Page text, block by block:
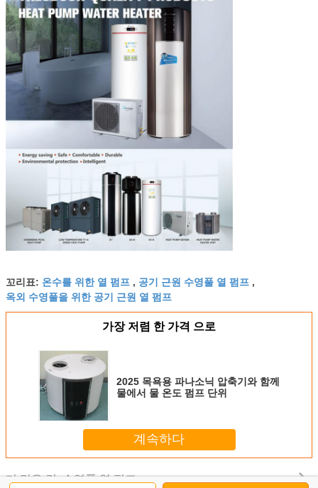
꼬리표: 온수를 위한 열 펌프 , 공기 근원 수영풀 열 펌프 ,
옥외 수영풀을 위한 공기 근원 열 펌프
가장 저렴 한 가격 으로
2025 목욕용 파나소닉 압축기와 함께
물에서 물 온도 펌프 단위
계속하다
더 많은 것수영풀 열 펌프